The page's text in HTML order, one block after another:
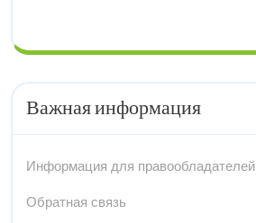
Важная информация
Информация для правообладателей
Обратная связь